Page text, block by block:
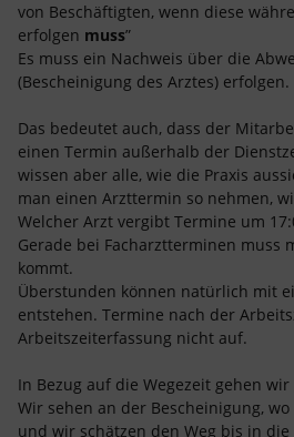
von Beschäftigten, wenn diese
erfolgen muss”
Es muss ein Nachweis über die
(Bescheinigung des Arztes)
Das bedeutet auch, dass der
einen Termin außerhalb der
wissen aber alle, wie die Praxis
man einen Arzttermin so nehmen,
Welcher Arzt vergibt Termine um
Gerade bei Facharztterminen muss
kommt.
Überstunden können natürlich mit
entstehen. Termine nach der
Arbeitszeiterfassung nicht auf.
In Bezug auf die Wegezeit gehen
Wir sehen an der Bescheinigung,
und wir schätzen den Weg bis in